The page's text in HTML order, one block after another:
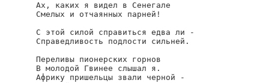
Ах, каких я видел в Сенегале
Смелых и отчаянных парней!
С этой силой справиться едва ли -
Справедливость подлости сильней.
Переливы пионерских горнов
В молодой Гвинее слышал я.
Африку пришельцы звали черной -